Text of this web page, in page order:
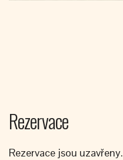
Rezervace
Rezervace jsou uzavřeny.